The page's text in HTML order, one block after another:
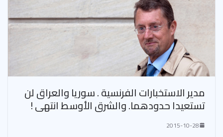
مدير الاستخبارات الفرنسية . سوريا والعراق لن
تستعيدا حدودهما. والشرق الأوسط انتهى !
2015-10-28